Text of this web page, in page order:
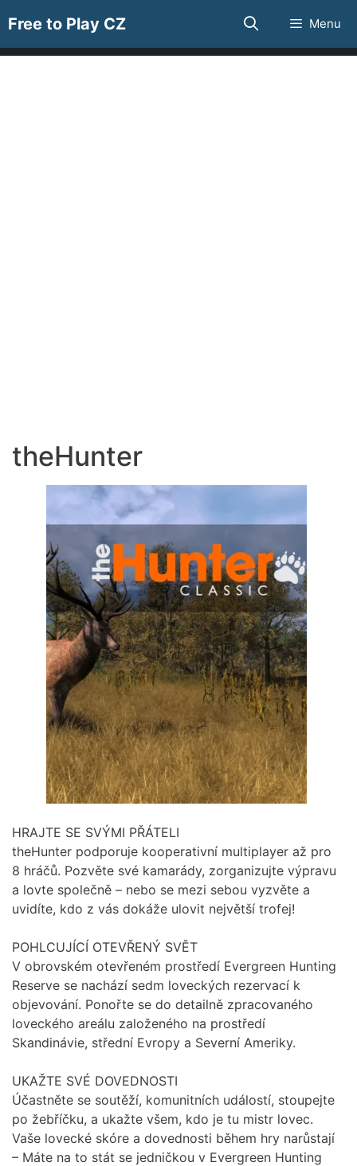
na
obsah
Free to Play CZ Menu
theHunter
HRAJTE SE SVÝMI PŘÁTELI
theHunter podporuje kooperativní multiplayer až pro
8 hráčů. Pozvěte své kamarády, zorganizujte výpravu
a lovte společně – nebo se mezi sebou vyzvěte a
uvidíte, kdo z vás dokáže ulovit největší trofej!
POHLCUJÍCÍ OTEVŘENÝ SVĚT
V obrovském otevřeném prostředí Evergreen Hunting
Reserve se nachází sedm loveckých rezervací k
objevování. Ponořte se do detailně zpracovaného
loveckého areálu založeného na prostředí
Skandinávie, střední Evropy a Severní Ameriky.
UKAŽTE SVÉ DOVEDNOSTI
Účastněte se soutěží, komunitních událostí, stoupejte
po žebříčku, a ukažte všem, kdo je tu mistr lovec.
Vaše lovecké skóre a dovednosti během hry narůstají
– Máte na to stát se jedničkou v Evergreen Hunting